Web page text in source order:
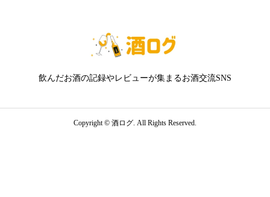
飲んだお酒の記録やレビューが集まるお酒交流SNS
Copyright © 酒ログ. All Rights Reserved.